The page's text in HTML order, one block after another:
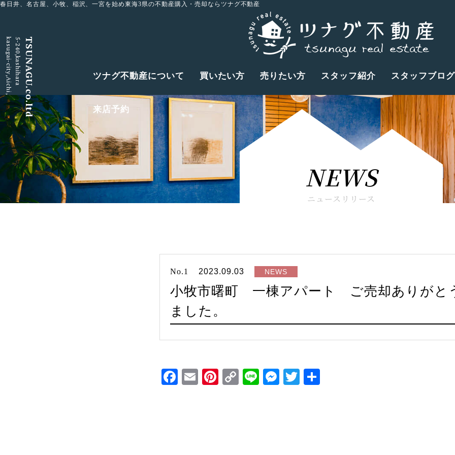
春日井、名古屋、小牧、稲沢、一宮を始め東海3県の不動産購入・売却ならツナグ不動産
ツナグ不動産について 買いたい方 売りたい方 スタッフ紹介 スタッフブログ
来店予約
TSUNAGU.co.ltd
5-240,kashihara
kasugai-city,Aichi,
NEWS
ニュースリリース
No.1 2023.09.03 NEWS
小牧市曙町 一棟アパート ご売却ありがと
ました。
Facebook
EmailPinterest
CopyLineMessenger
Twitter